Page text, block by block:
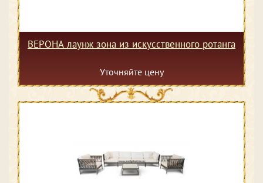
ВЕРОНА лаунж зона из искусственного ротанга
Уточняйте цену